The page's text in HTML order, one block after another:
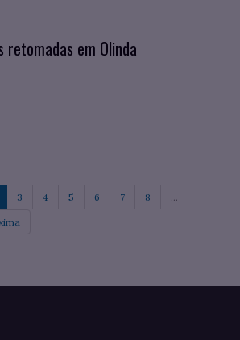
retomadas em Olinda
3 4 5 6 7 8 ...